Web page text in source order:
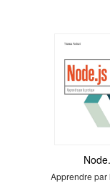
Apprendre par